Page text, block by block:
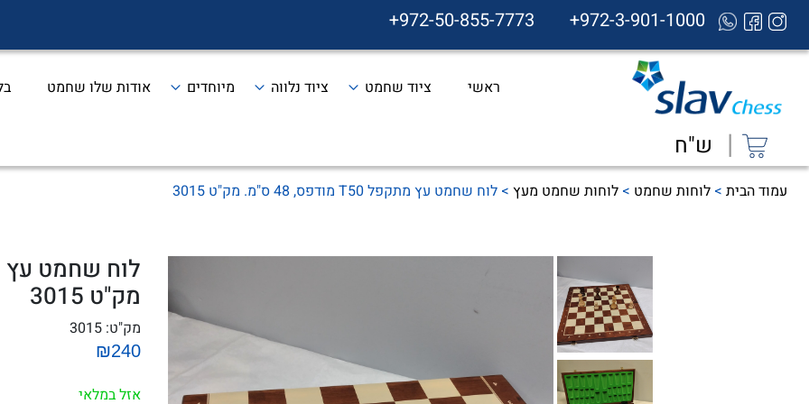
+972-3-901-1000
+972-50-855-7773
ראשי ציוד שחמט ציוד נלווה מיוחדים אודות שלו שחמט
| ש"ח
עמוד הבית > לוחות שחמט > לוחות שחמט מעץ > לוח שחמט עץ מתקפל T50 מודפס, 48 ס"מ. מק"ט 3015
מק"ט 3015
מק"ט: 3015
₪240
אזל במלאי